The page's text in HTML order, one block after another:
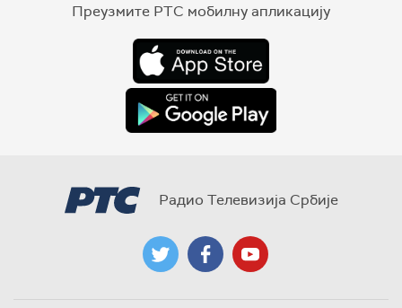
Преузмите РТС мобилну апликацију
Радио Телевизија Србије